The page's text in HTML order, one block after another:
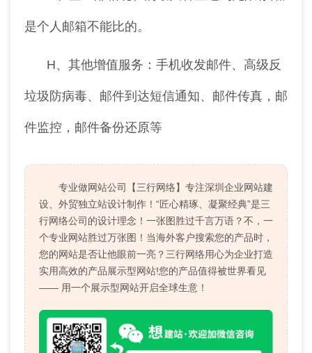
是个人邮箱不能比的。
H、其他增值服务：手机收发邮件、高级反
垃圾防病毒、邮件到达短信通知、邮件传真，邮
件监控，邮件备份还原等
专业做网站公司【三行网络】专注深圳企业网站建
设、外贸独立站设计制作！“匠心精琢、凝聚经典”是三
行网络公司的设计理念！一张图胜过千言万语？不，一
个专业网站胜过万张图！当海外客户搜索您的产品时，
您的网站是否让他眼前一亮？三行网络用心为企业打造
实用高效的产品展示型网站!您的产品值得被世界看见
—— 用一个展示型网站开启全球生意！